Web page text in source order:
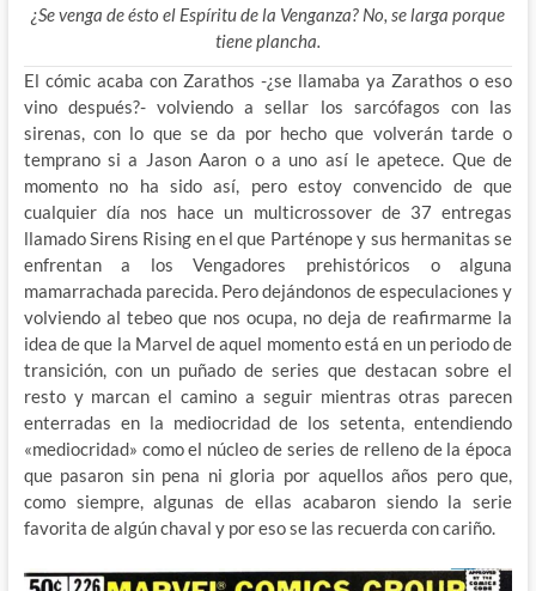
¿Se venga de ésto el Espíritu de la Venganza? No, se larga porque
tiene plancha.
El cómic acaba con Zarathos -¿se llamaba ya Zarathos o eso
vino después?- volviendo a sellar los sarcófagos con las
sirenas, con lo que se da por hecho que volverán tarde o
temprano si a Jason Aaron o a uno así le apetece. Que de
momento no ha sido así, pero estoy convencido de que
cualquier día nos hace un multicrossover de 37 entregas
llamado Sirens Rising en el que Parténope y sus hermanitas se
enfrentan a los Vengadores prehistóricos o alguna
mamarrachada parecida. Pero dejándonos de especulaciones y
volviendo al tebeo que nos ocupa, no deja de reafirmarme la
idea de que la Marvel de aquel momento está en un periodo de
transición, con un puñado de series que destacan sobre el
resto y marcan el camino a seguir mientras otras parecen
enterradas en la mediocridad de los setenta, entendiendo
«mediocridad» como el núcleo de series de relleno de la época
que pasaron sin pena ni gloria por aquellos años pero que,
como siempre, algunas de ellas acabaron siendo la serie
favorita de algún chaval y por eso se las recuerda con cariño.